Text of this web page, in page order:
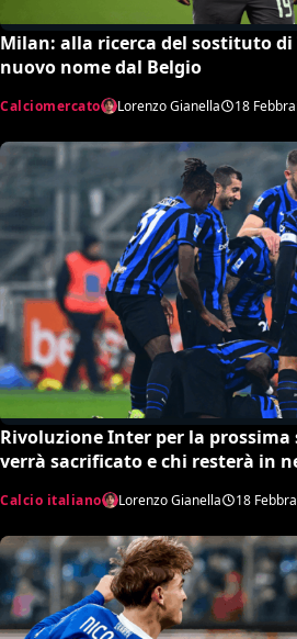
Milan: alla ricerca del sostituto di
nuovo nome dal Belgio
Calciomercato Lorenzo Gianella 18
Rivoluzione Inter per la prossima
verrà sacrificato e chi resterà in
Calcio italiano Lorenzo Gianella 18